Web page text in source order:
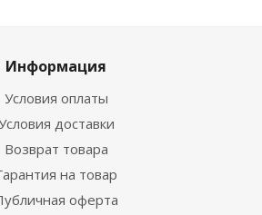
Информация
Условия оплаты
доставки
Возврат товара
на товар
оферта